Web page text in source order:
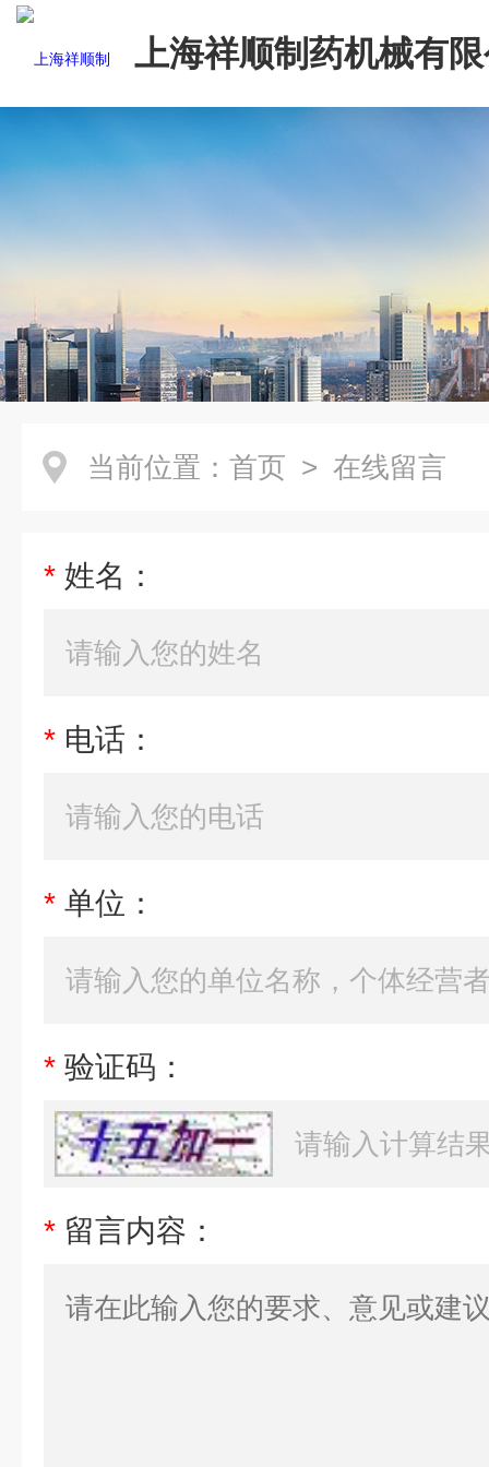
上海祥顺制药机械有
当前位置： 首页 > 在线留言
* 姓名：
* 电话：
* 单位：
* 验证码：
* 留言内容：